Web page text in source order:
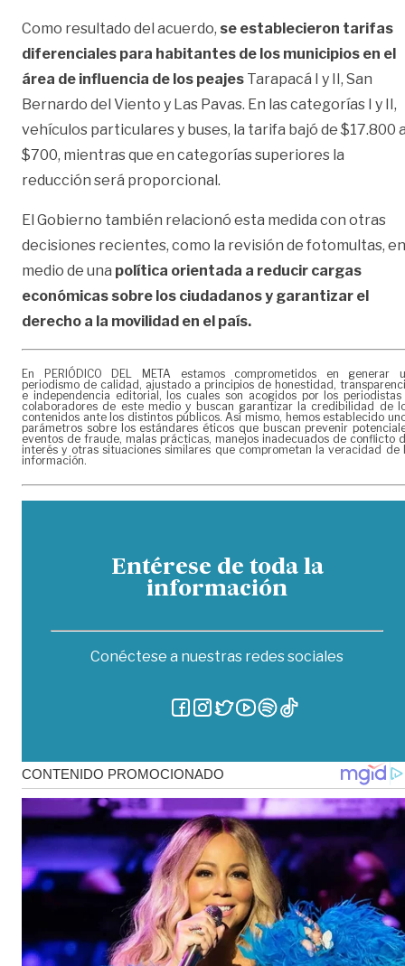
Como resultado del acuerdo, se establecieron tarifas
diferenciales para habitantes de los municipios en el
área de influencia de los peajes Tarapacá I y II, San
Bernardo del Viento y Las Pavas. En las categorías I y II,
vehículos particulares y buses, la tarifa bajó de $17.800
$700, mientras que en categorías superiores la
reducción será proporcional.
El Gobierno también relacionó esta medida con otras
decisiones recientes, como la revisión de fotomultas, en
medio de una política orientada a reducir cargas
económicas sobre los ciudadanos y garantizar el
derecho a la movilidad en el país.
En PERIÓDICO DEL META estamos comprometidos en generar
periodismo de calidad, ajustado a principios de honestidad,
e independencia editorial, los cuales son acogidos por los periodistas
colaboradores de este medio y buscan garantizar la credibilidad de
contenidos ante los distintos públicos. Así mismo, hemos establecido
parámetros sobre los estándares éticos que buscan prevenir
eventos de fraude, malas prácticas, manejos inadecuados de conflicto
interés y otras situaciones similares que comprometan la veracidad de
información.
Entérese de toda la
información
Conéctese a nuestras redes sociales